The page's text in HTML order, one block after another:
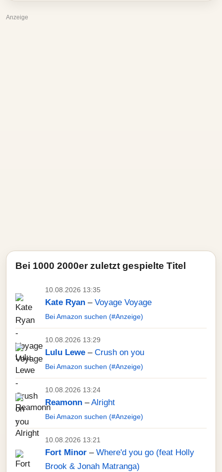
Anzeige
Bei 1000 2000er zuletzt gespielte Titel
10.08.2026 13:35
Kate Ryan – Voyage Voyage
Bei Amazon suchen (#Anzeige)
10.08.2026 13:29
Lulu Lewe – Crush on you
Bei Amazon suchen (#Anzeige)
10.08.2026 13:24
Reamonn –Alright
Bei Amazon suchen (#Anzeige)
10.08.2026 13:21
Fort Minor – Where'd you go (feat Holly
Brook & Jonah Matranga)